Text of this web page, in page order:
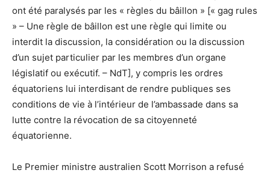
ont été paralysés par les « règles du bâillon » [« gag rules
» – Une règle de bâillon est une règle qui limite ou
interdit la discussion, la considération ou la discussion
d’un sujet particulier par les membres d’un organe
législatif ou exécutif. – NdT], y compris les ordres
équatoriens lui interdisant de rendre publiques ses
conditions de vie à l’intérieur de l’ambassade dans sa
lutte contre la révocation de sa citoyenneté
équatorienne.
Le Premier ministre australien Scott Morrison a refusé